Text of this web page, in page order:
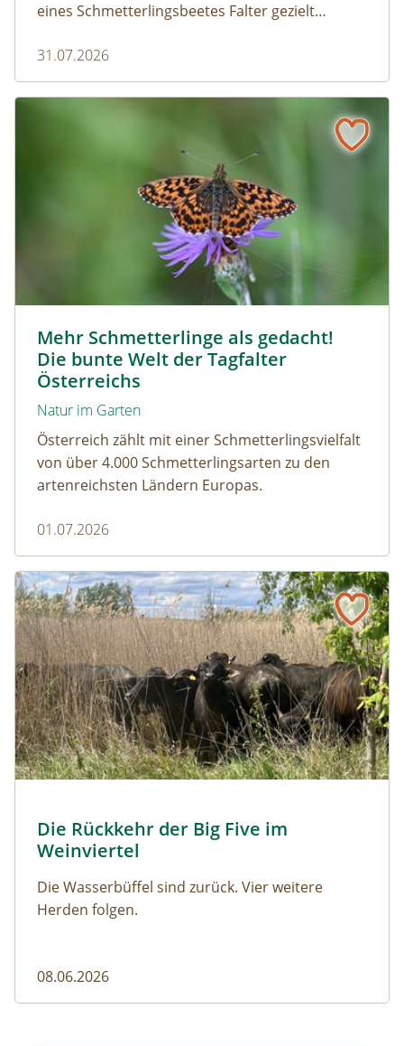
eines Schmetterlingsbeetes Falter gezielt
dürfen ausreichend mitgedacht werden. Denn
ohne Raupen gibt es keine schönen
Schmetterlinge!
31.07.2026
Mehr Schmetterlinge als gedacht!
Die bunte Welt der Tagfalter
Österreichs
Natur im Garten
Österreich zählt mit einer Schmetterlingsvielfalt
von über 4.000 Schmetterlingsarten zu den
artenreichsten Ländern Europas.
01.07.2026
Mehr Schmetterlinge als gedacht! Die bunte Welt der
Naturmagazin: Die Rückkehr der Big Five im Weinviertel
Naturmagazin: Die Rückkehr der Big Five im
Die Rückkehr der Big Five im
Weinviertel
Die Wasserbüffel sind zurück. Vier weitere
Herden folgen.
08.06.2026
Die Rückkehr der Big Five im Weinviertel